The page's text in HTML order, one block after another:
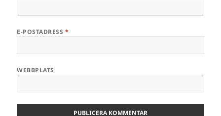
E-POSTADRESS *
WEBBPLATS